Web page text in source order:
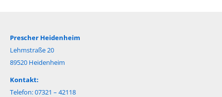
Prescher Heidenheim
Lehmstraße 20
89520 Heidenheim
Kontakt:
Telefon: 07321 – 42118